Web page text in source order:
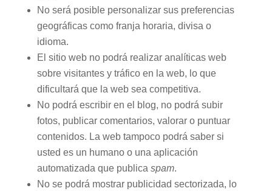
No será posible personalizar sus preferencias
geográficas como franja horaria, divisa o
idioma.
El sitio web no podrá realizar analíticas web
sobre visitantes y tráfico en la web, lo que
dificultará que la web sea competitiva.
No podrá escribir en el blog, no podrá subir
fotos, publicar comentarios, valorar o puntuar
contenidos. La web tampoco podrá saber si
usted es un humano o una aplicación
automatizada que publica spam.
No se podrá mostrar publicidad sectorizada, lo